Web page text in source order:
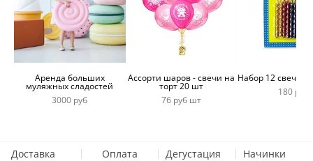
Аренда больших
муляжных сладостей
3000 руб
Ассорти шаров - свечи на
торт 20 шт
76 руб шт
Набор 12 свечей
180 руб
Доставка Оплата Дегустация Начинки